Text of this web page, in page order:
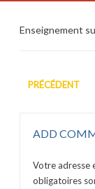
Enseignement
PRÉCÉDENT
ADD
Votre adresse
obligatoires